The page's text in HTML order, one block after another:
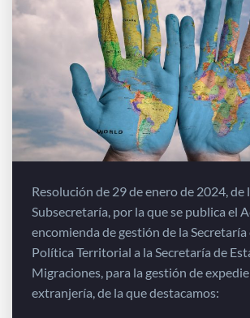
Resolución de 29 de enero de 2024, de
Subsecretaría, por la que se publica el
encomienda de gestión de la Secretaría
Política Territorial a la Secretaría de
Migraciones, para la gestión de
extranjería, de la que destacamos: